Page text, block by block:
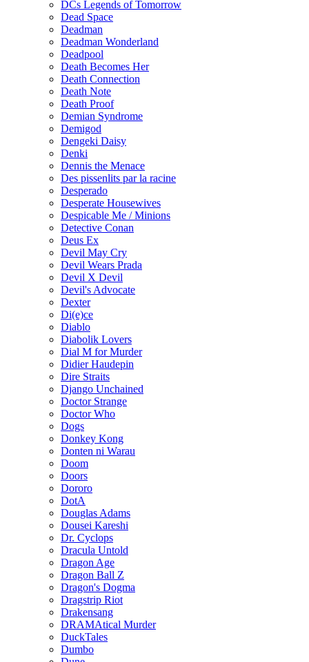
DCs Legends of Tomorrow
Dead Space
Deadman
Deadman Wonderland
Deadpool
Death Becomes Her
Death Connection
Death Note
Death Proof
Demian Syndrome
Demigod
Dengeki Daisy
Denki
Dennis the Menace
Des pissenlits par la racine
Desperado
Desperate Housewives
Despicable Me / Minions
Detective Conan
Deus Ex
Devil May Cry
Devil Wears Prada
Devil X Devil
Devil's Advocate
Dexter
Di(e)ce
Diablo
Diabolik Lovers
Dial M for Murder
Didier Haudepin
Dire Straits
Django Unchained
Doctor Strange
Doctor Who
Dogs
Donkey Kong
Donten ni Warau
Doom
Doors
Dororo
DotA
Douglas Adams
Dousei Kareshi
Dr. Cyclops
Dracula Untold
Dragon Age
Dragon Ball Z
Dragon's Dogma
Dragstrip Riot
Drakensang
DRAMAtical Murder
DuckTales
Dumbo